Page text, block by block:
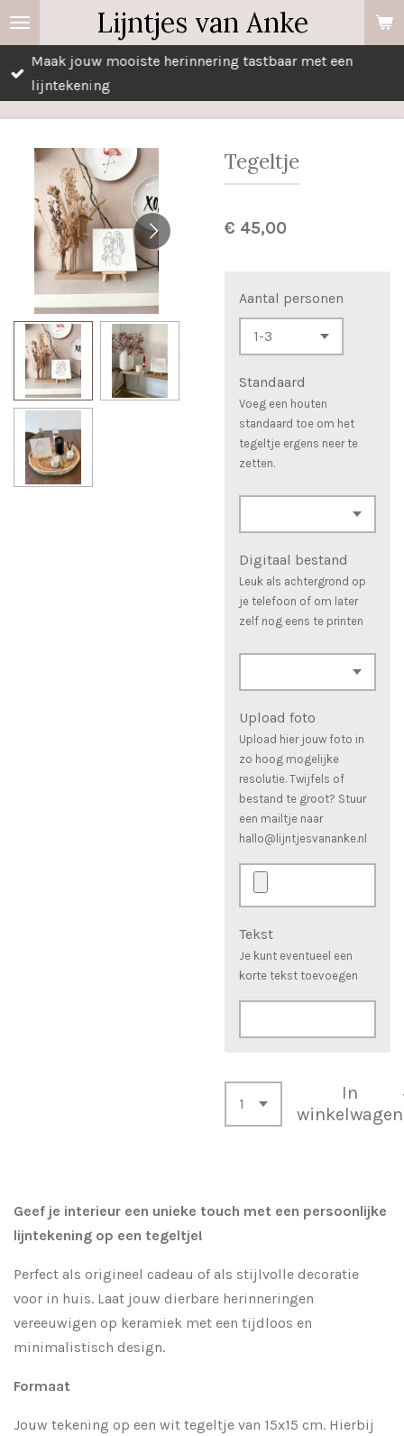
Ga
direct
naar
hoofdinhoud
Lijntjes van Anke
Maak jouw mooiste herinnering tastbaar met een
lijntekening
Tegeltje
€ 45,00
Aantal personen
Standaard
Voeg een houten
standaard toe om het
tegeltje ergens neer te
zetten.
Digitaal bestand
Leuk als achtergrond op
je telefoon of om later
zelf nog eens te printen
Upload foto
Upload hier jouw foto in
zo hoog mogelijke
resolutie. Twijfels of
bestand te groot? Stuur
een mailtje naar
hallo@lijntjesvananke.nl
Tekst
Je kunt eventueel een
korte tekst toevoegen
In
winkelwagen
Geef je interieur een unieke touch met een persoonlijke
lijntekening op een tegeltje!
Perfect als origineel cadeau of als stijlvolle decoratie
voor in huis. Laat jouw dierbare herinneringen
vereeuwigen op keramiek met een tijdloos en
minimalistisch design.
Formaat
Jouw tekening op een wit tegeltje van 15x15 cm. Hierbij